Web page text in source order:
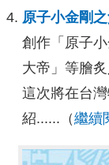
原子小金剛
創作「原子
大帝」等膾
這次將在台
紹......（繼續